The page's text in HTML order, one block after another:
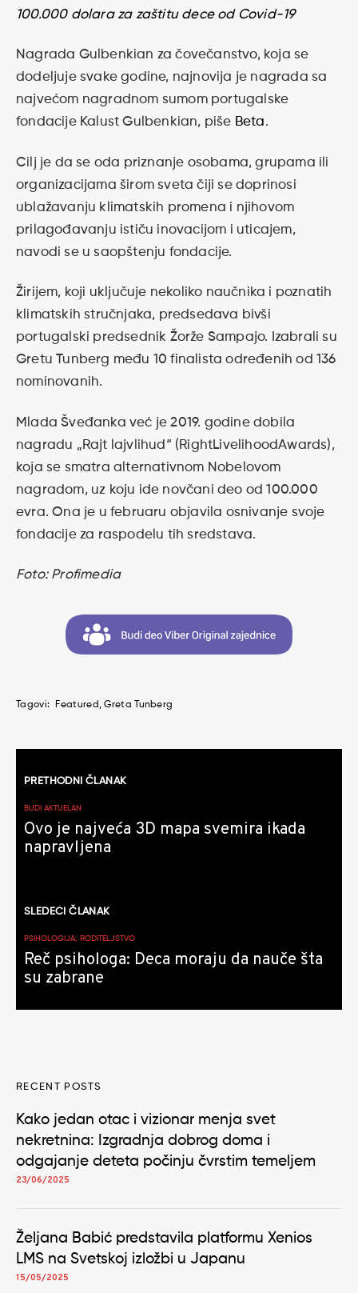
100.000 dolara za zaštitu dece od Covid-19
Nagrada Gulbenkian za čovečanstvo, koja se
dodeljuje svake godine, najnovija je nagrada sa
najvećom nagradnom sumom portugalske
fondacije Kalust Gulbenkian, piše Beta.
Cilj je da se oda priznanje osobama, grupama ili
organizacijama širom sveta čiji se doprinosi
ublažavanju klimatskih promena i njihovom
prilagođavanju ističu inovacijom i uticajem,
navodi se u saopštenju fondacije.
Žirijem, koji uključuje nekoliko naučnika i poznatih
klimatskih stručnjaka, predsedava bivši
portugalski predsednik Žorže Sampajo. Izabrali su
Gretu Tunberg među 10 finalista određenih od 136
nominovanih.
Mlada Šveđanka već je 2019. godine dobila
nagradu „Rajt lajvlihud“ (RightLivelihoodAwards),
koja se smatra alternativnom Nobelovom
nagradom, uz koju ide novčani deo od 100.000
evra. Ona je u februaru objavila osnivanje svoje
fondacije za raspodelu tih sredstava.
Foto: Profimedia
Tagovi: Featured Greta Tunberg
članaka
PRETHODNI ČLANAK
BUDI AKTUELAN
Ovo je najveća 3D mapa svemira ikada
napravljena
SLEDEĆI ČLANAK
PSIHOLOGIJA, RODITELJSTVO
Reč psihologa: Deca moraju da nauče šta
su zabrane
RECENT POSTS
Kako jedan otac i vizionar menja svet
nekretnina: Izgradnja dobrog doma i
odgajanje deteta počinju čvrstim temeljem
23/06/2025
Željana Babić predstavila platformu Xenios
LMS na Svetskoj izložbi u Japanu
15/05/2025